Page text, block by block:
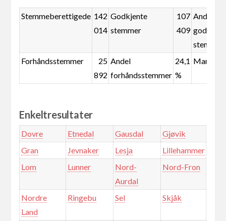
Stemmeberettigede 142
014
Godkjente
stemmer
107
409
Andel
stemmer
Forhåndsstemmer
25
892
Andel
forhåndsstemmer
24,1
%
Enkeltresultater
Dovre Etnedal Gausdal
Gjøvik
Gran
Jevnaker Lesja
Lillehammer
Lom
Lunner
Nord-
Aurdal
Nord-Fron
Nordre
Land
Ringebu Sel Skjåk